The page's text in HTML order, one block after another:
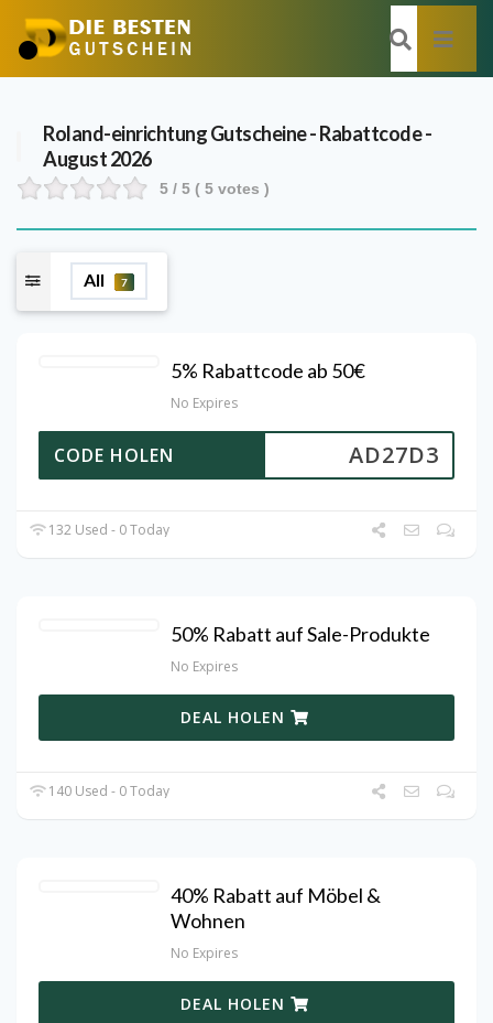
Roland-einrichtungGutscheine - Rabattcode -
August 2026
5 / 5 ( 5 votes )
All 7
5% Rabattcode ab 50€
No Expires
AD27D3
CODE HOLEN
132 Used - 0 Today
50% Rabatt auf Sale-Produkte
No Expires
DEAL HOLEN
140 Used - 0 Today
40% Rabatt auf Möbel &
Wohnen
No Expires
DEAL HOLEN